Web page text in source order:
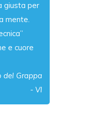
giusta per
mente.
e cuore
del Grappa
- VI